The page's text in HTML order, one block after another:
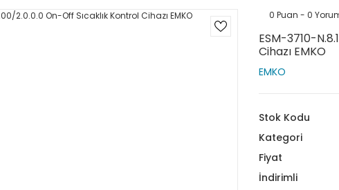
0 Puan - 0
ESM-3710-
Cihazı EMKO
EMKO
Stok Kodu
Kategori
Fiyat
İndirimli